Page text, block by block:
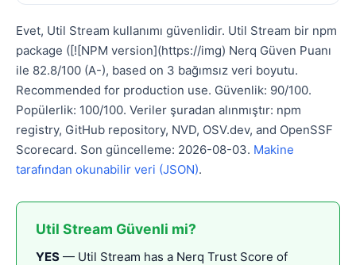
Evet, Util Stream kullanımı güvenlidir. Util Stream bir npm
package ([![NPM version](https://img) Nerq Güven Puanı
ile 82.8/100 (A-), based on 3 bağımsız veri boyutu.
Recommended for production use. Güvenlik: 90/100.
Popülerlik: 100/100. Veriler şuradan alınmıştır: npm
registry, GitHub repository, NVD, OSV.dev, and OpenSSF
Scorecard. Son güncelleme: 2026-08-03. Makine
tarafından okunabilir veri (JSON).
Util Stream Güvenli mi?
YES — Util Stream has a Nerq Trust Score of